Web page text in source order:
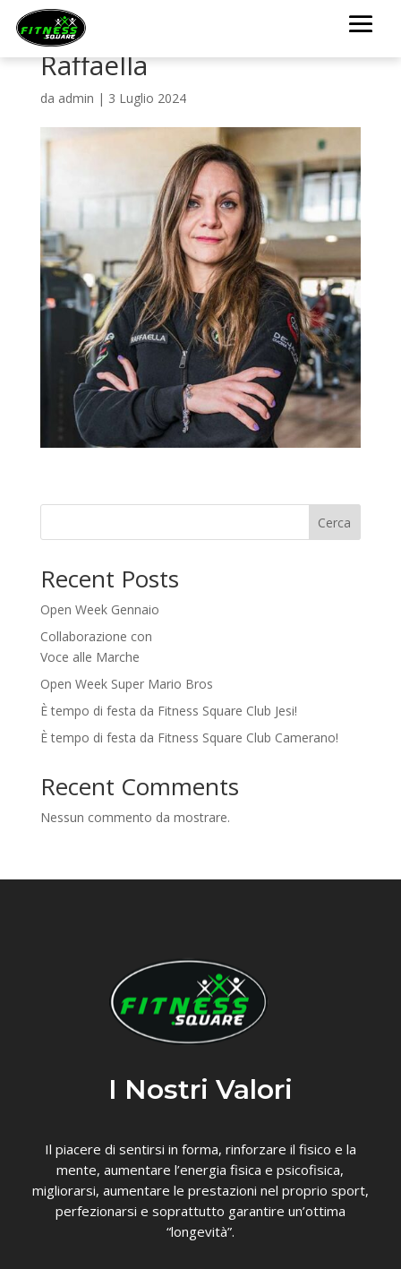
Raffaella
da admin | 3 Luglio 2024
Cerca
Recent Posts
Open Week Gennaio
Collaborazione con
Voce alle Marche
Open Week Super Mario Bros
È tempo di festa da Fitness Square Club Jesi!
È tempo di festa da Fitness Square Club Camerano!
Recent Comments
Nessun commento da mostrare.
I Nostri Valori
Il piacere di sentirsi in forma, rinforzare il fisico e la
mente, aumentare l’energia fisica e psicofisica,
migliorarsi, aumentare le prestazioni nel proprio sport,
perfezionarsi e soprattutto garantire un’ottima
“longevità”.